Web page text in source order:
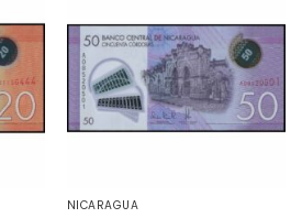
NICARAGUA